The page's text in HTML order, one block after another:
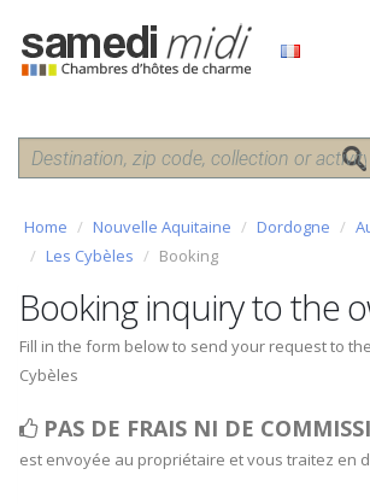
Home Nouvelle Aquitaine Dordogne
Les Cybèles
Booking
Booking inquiry to the
Fill in the form below to send your request to
Cybèles
PAS DE FRAIS NI DE
est envoyée au propriétaire et vous traitez en